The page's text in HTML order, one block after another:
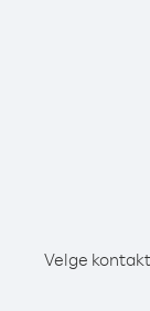
Velge